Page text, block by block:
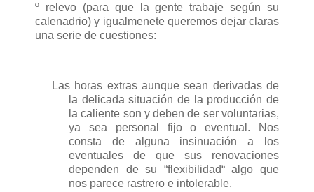
º relevo (para que la gente trabaje según su
calenadrio) y igualmenete queremos dejar claras
una serie de cuestiones:
Las horas extras aunque sean derivadas de
la delicada situación de la producción de
la caliente son y deben de ser voluntarias,
ya sea personal fijo o eventual. Nos
consta de alguna insinuación a los
eventuales de que sus renovaciones
dependen de su “flexibilidad“ algo que
nos parece rastrero e intolerable.